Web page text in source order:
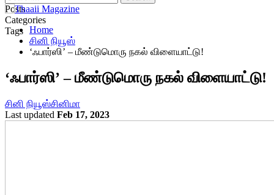
Posts
Categories
Tags Home
சினி நியூஸ்
‘ஃபார்ஸி’ – மீண்டுமொரு நகல் விளையாட்டு!
‘ஃபார்ஸி’ – மீண்டுமொரு நகல் விளையாட்டு!
சினி நியூஸ்சினிமா
Last updated Feb 17, 2023